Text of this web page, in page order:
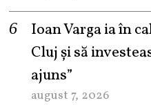
Ioan Varga ia în
Cluj și să
ajuns”
august 7, 2026